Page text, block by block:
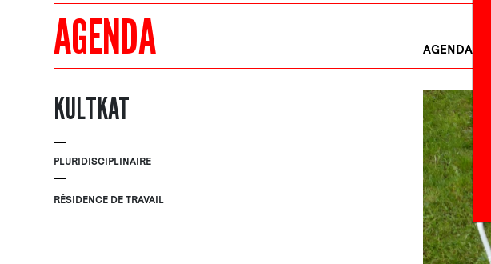
AGENDA AGENDA
KULTKAT
PLURIDISCIPLINAIRE
RÉSIDENCE DE TRAVAIL